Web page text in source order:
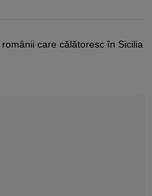
care călătoresc în Sicilia